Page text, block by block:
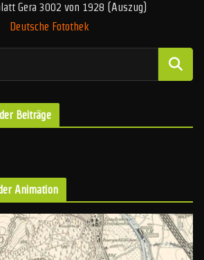
Gera 3002 von 1928 (Auszug)
Deutsche Fotothek
Beiträge
Animation